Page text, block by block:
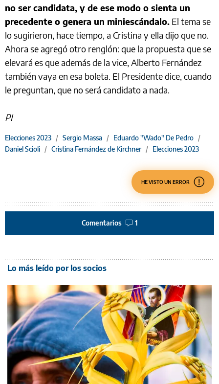
no ser candidata, y de ese modo o sienta un
precedente o genera un miniescándalo. El tema se
lo sugirieron, hace tiempo, a Cristina y ella dijo que no.
Ahora se agregó otro renglón: que la propuesta que se
elevará es que además de la vice, Alberto Fernández
también vaya en esa boleta. El Presidente dice, cuando
le preguntan, que no será candidato a nada.
PI
Elecciones 2023 / Sergio Massa / Eduardo "Wado" De Pedro /
Daniel Scioli / Cristina Fernández de Kirchner / Elecciones 2023
HE VISTO UN ERROR
Comentarios 1
Lo más leído por los socios